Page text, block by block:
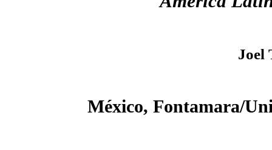
Joel
México, Fontamara/